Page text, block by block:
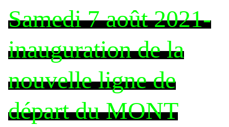
Samedi 7 août 2021-
inauguration de la
nouvelle ligne de
départ du MONT